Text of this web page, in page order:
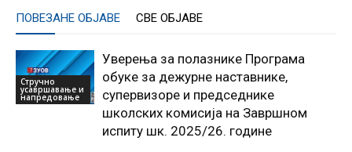
ПОВЕЗАНЕ ОБЈАВЕ СВЕ ОБЈАВЕ
Стручно
усавршавање и
напредовање
Уверења за полазнике Програмa
обуке за дежурне наставнике,
супервизоре и председнике
школских комисија на Завршном
испиту шк. 2025/26. године